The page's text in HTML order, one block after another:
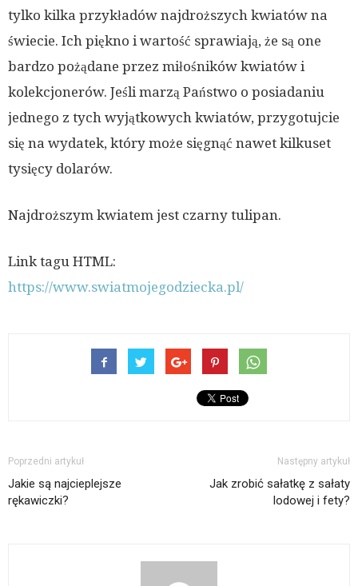
tylko kilka przykładów najdroższych kwiatów na
świecie. Ich piękno i wartość sprawiają, że są one
bardzo pożądane przez miłośników kwiatów i
kolekcjonerów. Jeśli marzą Państwo o posiadaniu
jednego z tych wyjątkowych kwiatów, przygotujcie
się na wydatek, który może sięgnąć nawet kilkuset
tysięcy dolarów.
Najdroższym kwiatem jest czarny tulipan.
Link tagu HTML:
https://www.swiatmojegodziecka.pl/
Poprzedni artykuł
Jakie są najcieplejsze
rękawiczki?
Następny artykuł
Jak zrobić sałatkę z sałaty
lodowej i fety?